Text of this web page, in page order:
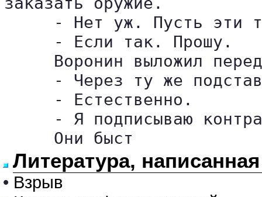
- Нет уж. Пусть эти
     - Если так. Прошу.
Воронин выложил
- Через ту же
     - Естественно.
- Я подписываю
     Они быст
Литература,
• Взрыв